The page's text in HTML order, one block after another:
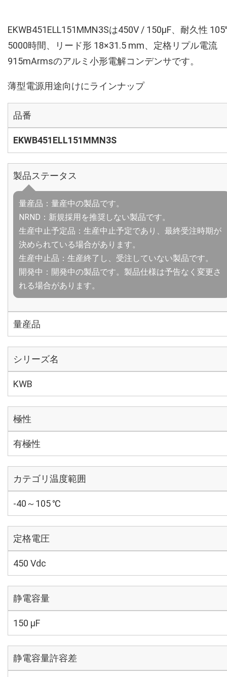
EKWB451ELL151MMN3Sは450V / 150µF、耐久性
5000時間、リード形 18×31.5 mm、定格リプル電流
915mArmsのアルミ小形電解コンデンサです。
薄型電源用途向けにラインナップ
品番
EKWB451ELL151MMN3S
製品ステータス
量産品：量産中の製品です。
NRND：新規採用を推奨しない製品です。
生産中止予定品：生産中止予定であり、最終受注時期が
決められている場合があります。
生産中止品：生産終了し、受注していない製品です。
開発中：開発中の製品です。製品仕様は予告なく変更さ
れる場合があります。
量産品
シリーズ名
KWB
極性
有極性
カテゴリ温度範囲
-40～105 ℃
定格電圧
450 Vdc
静電容量
150 µF
静電容量許容差